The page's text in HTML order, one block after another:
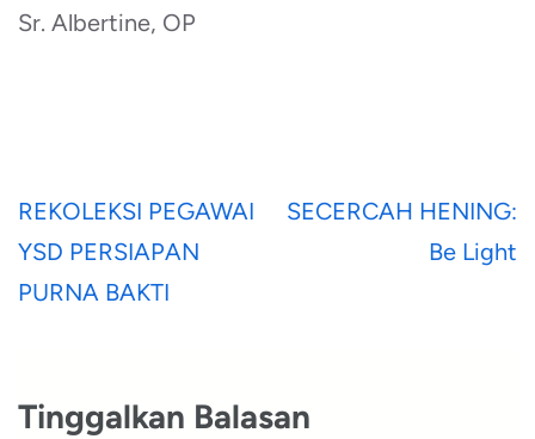
Sr. Albertine, OP
Navigasi
pos
REKOLEKSI PEGAWAI
YSD PERSIAPAN
PURNA BAKTI
SECERCAH HENING:
Be Light
Tinggalkan Balasan